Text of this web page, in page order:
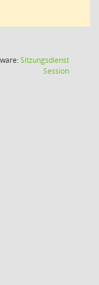
Sitzungsdienst
Session(Wird in